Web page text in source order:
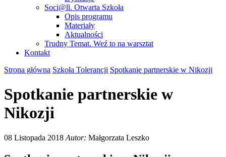
Soci@ll. Otwarta Szkoła
Opis programu
Materiały
Aktualności
Trudny Temat. Weź to na warsztat
Kontakt
Strona główna Szkoła Tolerancji Spotkanie partnerskie w Nikozji
Spotkanie partnerskie w
Nikozji
08 Listopada 2018 Autor: Małgorzata Leszko